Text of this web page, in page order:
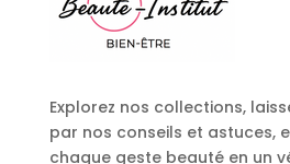
Explorez nos collections,
par nos conseils et astuces,
chaque geste beauté en un